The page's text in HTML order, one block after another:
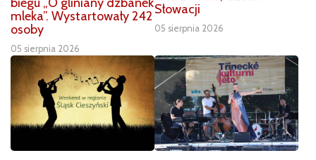
mleka”. Wystartowały 242
osoby
05 sierpnia 2026
Słowacji
05 sierpnia 2026